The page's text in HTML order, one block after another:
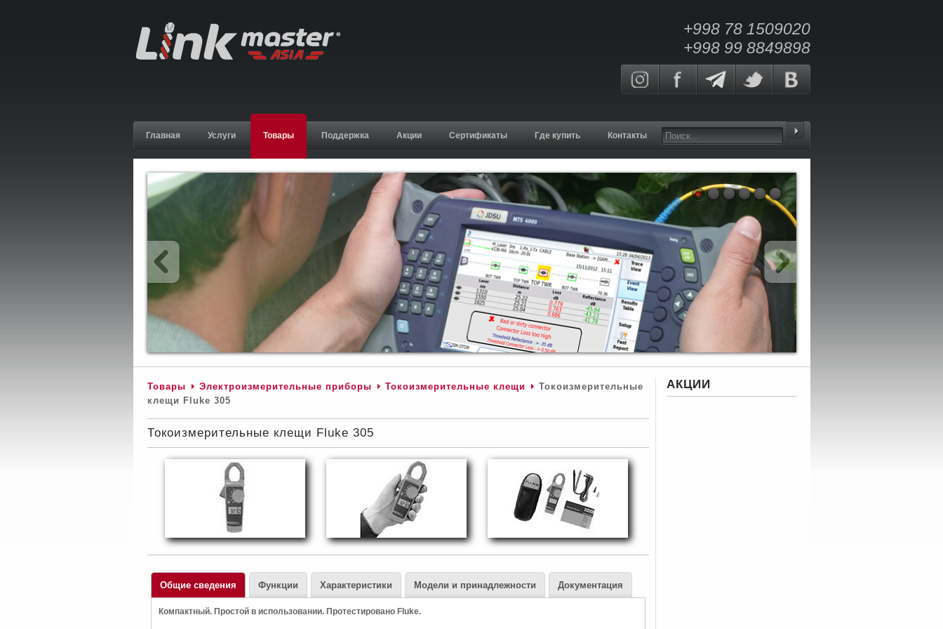
+998 78 1509020
+998 99 8849898
Главная Услуги Товары Поддержка Акции Сертификаты Где купить Контакты
Товары Электроизмерительные приборы Токоизмерительные клещи
Токоизмерительные
клещи Fluke 305
Токоизмерительные клещи Fluke 305
Общие сведения
Компактный. Простой в использовании. Протестировано Fluke.
Функции Характеристики Модели и принадлежности Документация
АКЦИИ